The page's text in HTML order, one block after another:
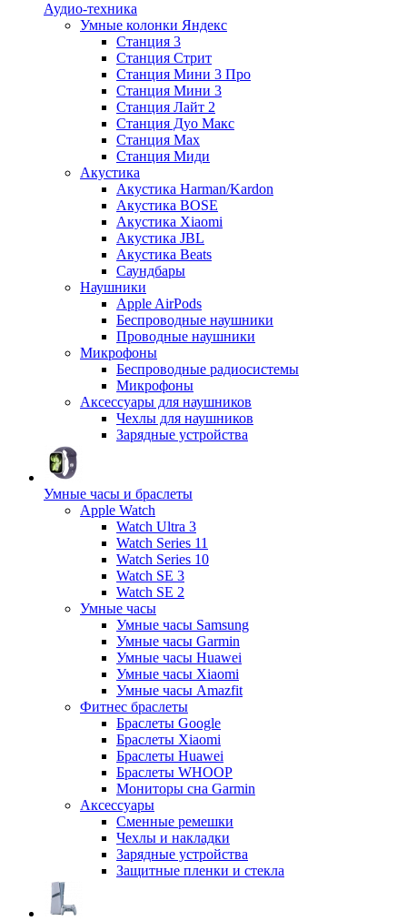
Аудио-техника
Умные колонки Яндекс
Станция 3
Станция Стрит
Станция Мини 3 Про
Станция Мини 3
Станция Лайт 2
Станция Дуо Макс
Станция Max
Станция Миди
Акустика
Акустика Harman/Kardon
Акустика BOSE
Акустика Xiaomi
Акустика JBL
Акустика Beats
Саундбары
Наушники
Apple AirPods
Беспроводные наушники
Проводные наушники
Микрофоны
Беспроводные радиосистемы
Микрофоны
Аксессуары для наушников
Чехлы для наушников
Зарядные устройства
Умные часы и браслеты
Apple Watch
Watch Ultra 3
Watch Series 11
Watch Series 10
Watch SE 3
Watch SE 2
Умные часы
Умные часы Samsung
Умные часы Garmin
Умные часы Huawei
Умные часы Xiaomi
Умные часы Amazfit
Фитнес браслеты
Браслеты Google
Браслеты Xiaomi
Браслеты Huawei
Браслеты WHOOP
Мониторы сна Garmin
Аксессуары
Сменные ремешки
Чехлы и накладки
Зарядные устройства
Защитные пленки и стекла